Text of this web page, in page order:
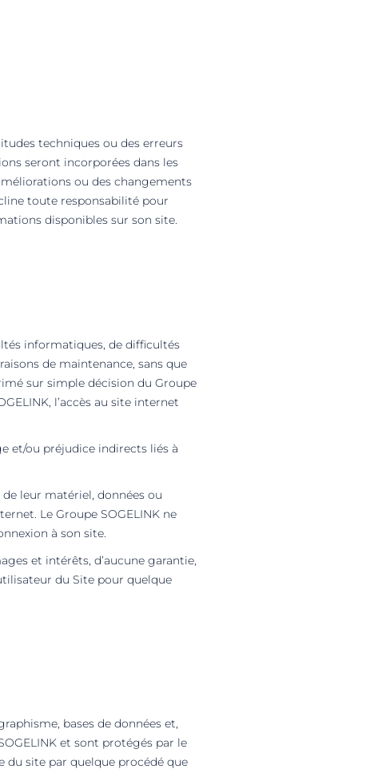
techniques ou des erreurs
seront incorporées dans les
ou des changements
toute responsabilité pour
disponibles sur son site.
informatiques, de difficultés
de maintenance, sans que
sur simple décision du Groupe
l’accès au site internet
et/ou préjudice indirects liés à
leur matériel, données ou
Le Groupe SOGELINK ne
à son site.
et intérêts, d’aucune garantie,
du Site pour quelque
bases de données et,
et sont protégés par le
site par quelque procédé que